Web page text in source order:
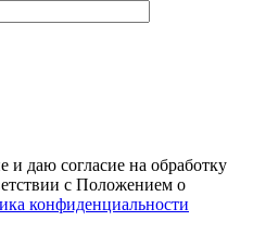
даю согласие на обработку
с Положением о
конфиденциальности